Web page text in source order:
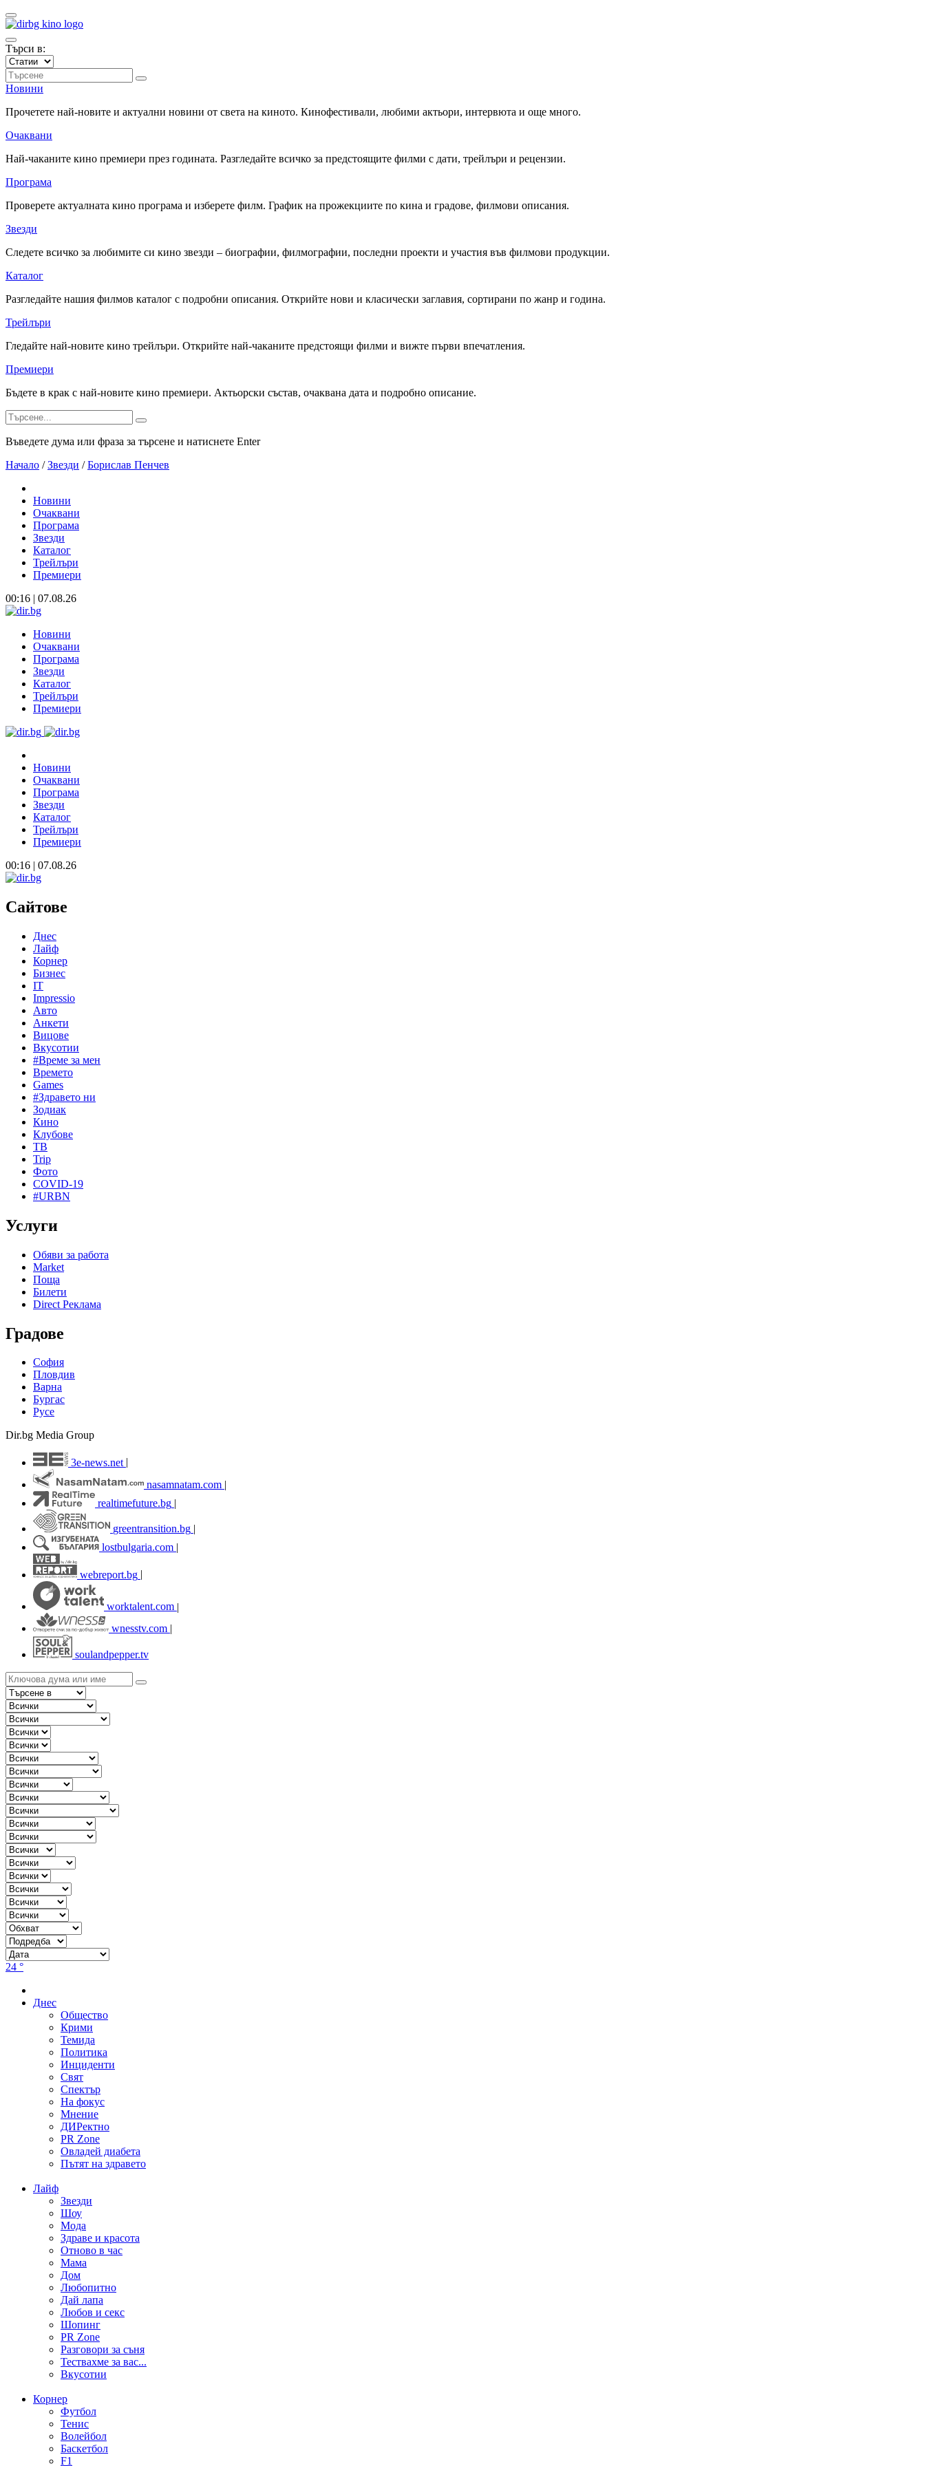
Търси в:
Новини
Прочетете най-новите и актуални новини от света на киното. Кинофестивали, любими актьори, интервюта и още много.
Очаквани
Най-чаканите кино премиери през годината. Разгледайте всичко за предстоящите филми с дати, трейлъри и рецензии.
Програма
Проверете актуалната кино програма и изберете филм. График на прожекциите по кина и градове, филмови описания.
Звезди
Следете всичко за любимите си кино звезди – биографии, филмографии, последни проекти и участия във филмови продукции.
Каталог
Разгледайте нашия филмов каталог с подробни описания. Открийте нови и класически заглавия, сортирани по жанр и година.
Трейлъри
Гледайте най-новите кино трейлъри. Открийте най-чаканите предстоящи филми и вижте първи впечатления.
Премиери
Бъдете в крак с най-новите кино премиери. Актьорски състав, очаквана дата и подробно описание.
Въведете дума или фраза за търсене и натиснете Enter
Начало / Звезди / Борислав Пенчев
Новини
Очаквани
Програма
Звезди
Каталог
Трейлъри
Премиери
00:16 | 07.08.26
Новини
Очаквани
Програма
Звезди
Каталог
Трейлъри
Премиери
Новини
Очаквани
Програма
Звезди
Каталог
Трейлъри
Премиери
00:16 | 07.08.26
Сайтове
Днес
Лайф
Корнер
Бизнес
IT
Impressio
Авто
Анкети
Вицове
Вкусотии
#Време за мен
Времето
Games
#Здравето ни
Зодиак
Кино
Клубове
ТВ
Trip
Фото
COVID-19
#URBN
Услуги
Обяви за работа
Market
Поща
Билети
Direct Реклама
Градове
София
Пловдив
Варна
Бургас
Русе
Dir.bg Media Group
3e-news.net
nasamnatam.com |
realtimefuture.bg |
greentransition.bg |
lostbulgaria.com |
webreport.bg
worktalent.com |
wnesstv.com |
soulandpepper.tv
24 °
Днес
Общество
Крими
Темида
Политика
Инциденти
Свят
Спектър
На фокус
Мнение
ДИРектно
PR Zone
Овладей диабета
Пътят на здравето
Лайф
Звезди
Шоу
Мода
Здраве и красота
Отново в час
Мама
Дом
Любопитно
Дай лапа
Любов и секс
Шопинг
PR Zone
Разговори за съня
Тествахме за вас...
Вкусотии
Корнер
Футбол
Тенис
Волейбол
Баскетбол
F1